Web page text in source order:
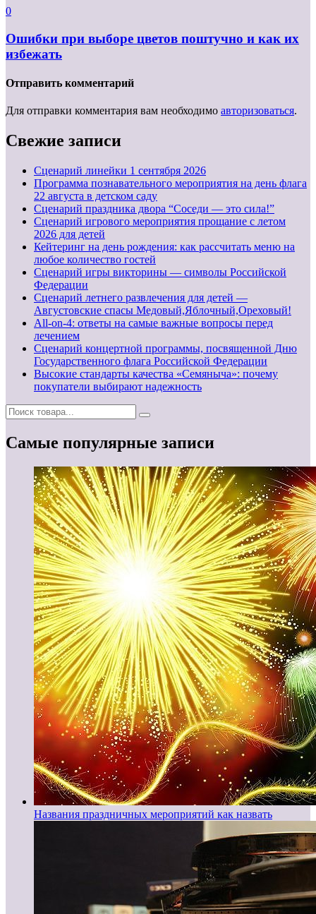
0
Ошибки при выборе цветов поштучно и как их
избежать
Отправить комментарий
Для отправки комментария вам необходимо авторизоваться.
Свежие записи
Cценарий линейки 1 сентября 2026
Программа познавательного мероприятия на день флага
22 августа в детском саду
Сценарий праздника двора “Соседи — это сила!”
Сценарий игрового мероприятия прощание с летом
2026 для детей
Кейтеринг на день рождения: как рассчитать меню на
любое количество гостей
Сценарий игры викторины — символы Российской
Федерации
Сценарий летнего развлечения для детей —
Августовские спасы Медовый,Яблочный,Ореховый!
All-on-4: ответы на самые важные вопросы перед
лечением
Сценарий концертной программы, посвященной Дню
Государственного флага Российской Федерации
Высокие стандарты качества «Семяныча»: почему
покупатели выбирают надежность
Самые популярные записи
Названия праздничных мероприятий как назвать